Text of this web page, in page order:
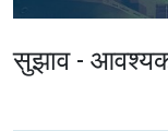
सुझाव -